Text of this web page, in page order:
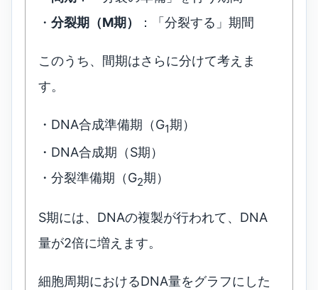
・ 分裂期（M期） ：「分裂する」期間
このうち、間期はさらに分けて考えま
す。
・DNA合成準備期（G1期）
・DNA合成期（S期）
・分裂準備期（G2期）
S期には、DNAの複製が行われて、DNA
量が2倍に増えます。
細胞周期におけるDNA量をグラフにした